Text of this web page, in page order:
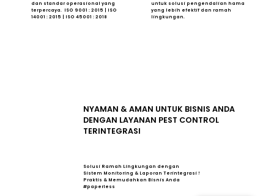
NYAMAN & AMAN UNTUK BISNIS ANDA
DENGAN LAYANAN PEST CONTROL
TERINTEGRASI
Solusi Ramah Lingkungan dengan
Sistem Monitoring & Laporan Terintegrasi !
Praktis & Memudahkan Bisnis Anda
#paperless
untuk solusi pengendalian hama
yang lebih efektif dan ramah
lingkungan.
dan standar operasional yang
terpercaya. ISO 9001 : 2015 | ISO
14001 : 2015 | ISO 45001 : 2018